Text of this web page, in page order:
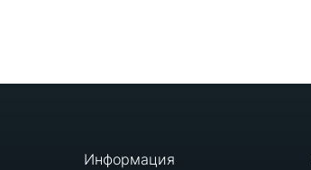
Информация